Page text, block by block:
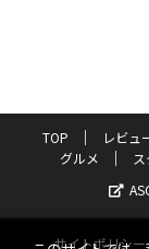
TOP レビュ
グルメ
サイトポリシー